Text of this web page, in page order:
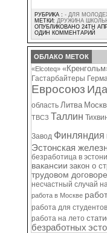
РУБРИКА : - ДЛЯ
МЕТКИ: ДРУЖИНА
ОПУБЛИКОВАНО 24TH
ОДИН КОММЕНТАРИЙ
ОБЛАКО МЕТОК
«Elcoteq»
Гастарбайтеры
Евросоюз
область Литва
ТВСЗ Таллин
Завод Финляндия
Эстонская
безработица в
вакансии закон о
трудовом договоре
несчастный случай
работа в Москве
работа для студентов
работа на лето
безработных